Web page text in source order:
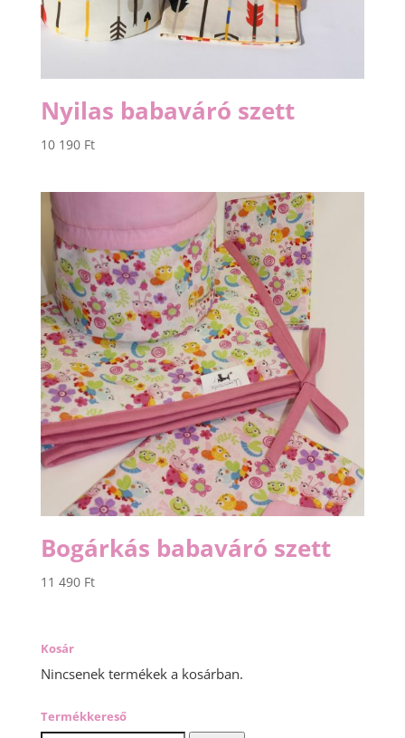
Nyilas babaváró szett
10 190 Ft
Bogárkás babaváró szett
11 490 Ft
Kosár
Nincsenek termékek a kosárban.
Termékkereső